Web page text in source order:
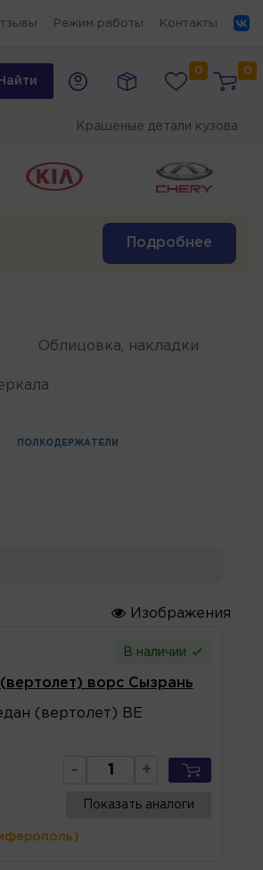
Режим работы Контакты
Найти
0 0
Крашеные детали кузова
Подробнее
Облицовка, накладки
ПОЛКОДЕРЖАТЕЛИ
Изображения
В наличии
ворс Сызрань
(вертолет) ВЕ
- +
Показать аналоги